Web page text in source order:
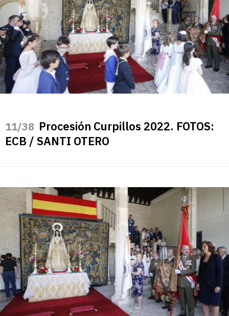
/38 Procesión Curpillos 2022. FOTOS:
ECB / SANTI OTERO